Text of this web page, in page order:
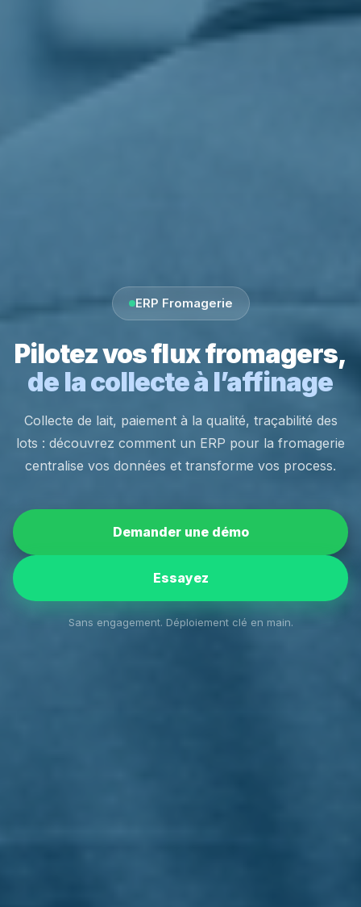
ERP Fromagerie
Pilotez vos flux fromagers,
de la collecte à l’affinage
Collecte de lait, paiement à la qualité, traçabilité des
lots : découvrez comment un ERP pour la fromagerie
centralise vos données et transforme vos process.
Demander une démo
Essayez
Sans engagement. Déploiement clé en main.